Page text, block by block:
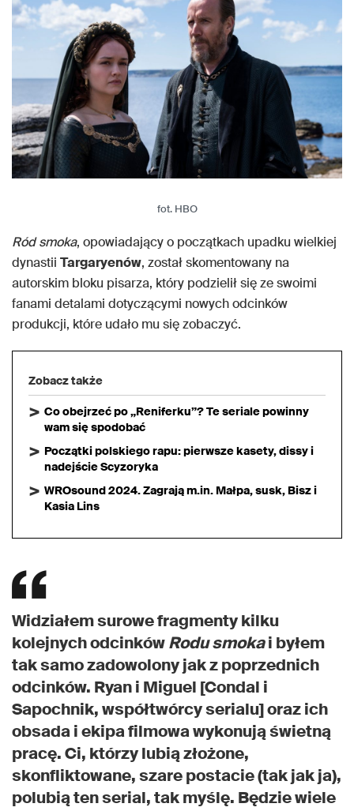
fot. HBO
Ród smoka, opowiadający o początkach upadku wielkiej
dynastii Targaryenów, został skomentowany na
autorskim bloku pisarza, który podzielił się ze swoimi
fanami detalami dotyczącymi nowych odcinków
produkcji, które udało mu się zobaczyć.
Zobacz także
Co obejrzeć po „Reniferku”? Te seriale powinny
wam się spodobać
Początki polskiego rapu: pierwsze kasety, dissy i
nadejście Scyzoryka
WROsound 2024. Zagrają m.in. Małpa, susk, Bisz i
Kasia Lins
Widziałem surowe fragmenty kilku
kolejnych odcinkówRodu smokai byłem
tak samo zadowolony jak z poprzednich
odcinków. Ryan i Miguel [Condal i
Sapochnik, współtwórcy serialu] oraz ich
obsada i ekipa filmowa wykonują świetną
pracę. Ci, którzy lubią złożone,
skonfliktowane, szare postacie (tak jak ja),
polubią ten serial, tak myślę. Będzie wiele